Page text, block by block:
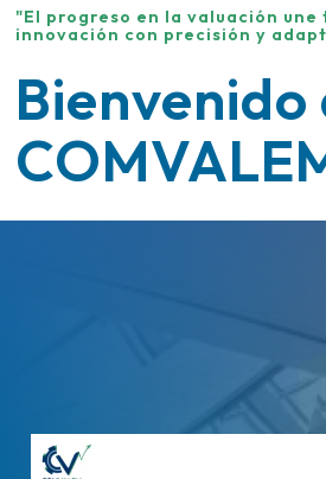
"El progreso en la valuación une
innovación con precisión y
Bienvenido